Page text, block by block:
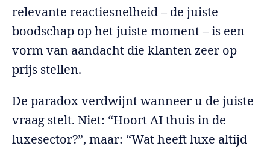
relevante reactiesnelheid – de juiste
boodschap op het juiste moment – is een
vorm van aandacht die klanten zeer op
prijs stellen.
De paradox verdwijnt wanneer u de juiste
vraag stelt. Niet: “Hoort AI thuis in de
luxesector?”, maar: “Wat heeft luxe altijd